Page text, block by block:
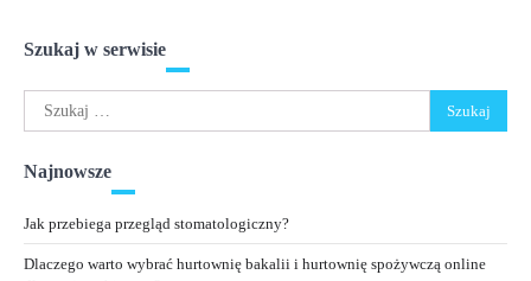
Szukaj w serwisie
Szukaj:
Najnowsze
Jak przebiega przegląd stomatologiczny?
Dlaczego warto wybrać hurtownię bakalii i hurtownię spożywczą online